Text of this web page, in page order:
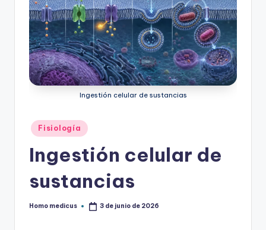
Ingestión celular de sustancias
Publicado
en
Fisiología
Ingestión celular de
sustancias
Publicado
Homo medicus 3 de junio de 2026